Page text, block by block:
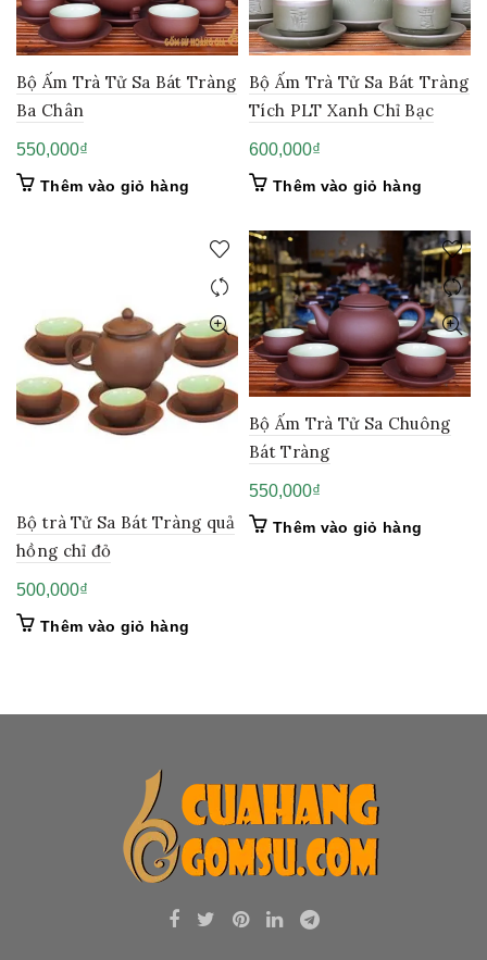
Bộ Ấm Trà Tử Sa Bát Tràng
Ba Chân
550,000₫
Thêm vào giỏ hàng
Bộ Ấm Trà Tử Sa Bát Tràng
Tích PLT Xanh Chỉ Bạc
600,000₫
Thêm vào giỏ hàng
Bộ trà Tử Sa Bát Tràng quả
hồng chỉ đỏ
500,000₫
Thêm vào giỏ hàng
Bộ Ấm Trà Tử Sa Chuông
Bát Tràng
550,000₫
Thêm vào giỏ hàng